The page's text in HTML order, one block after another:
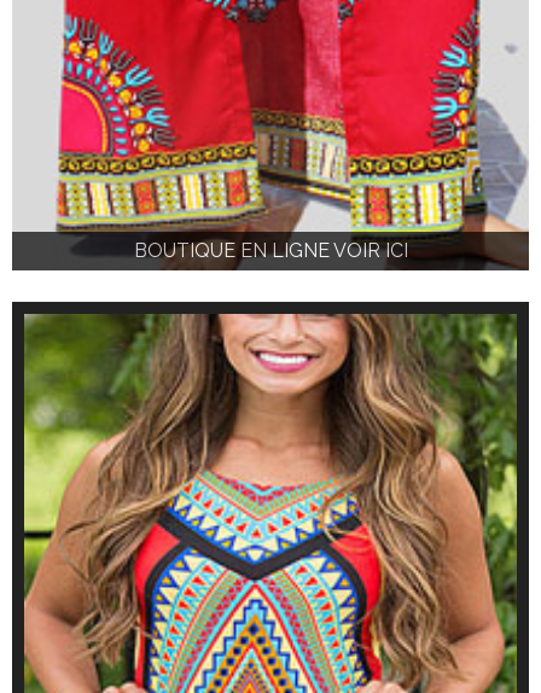
BOUTIQUE EN LIGNE VOIR ICI